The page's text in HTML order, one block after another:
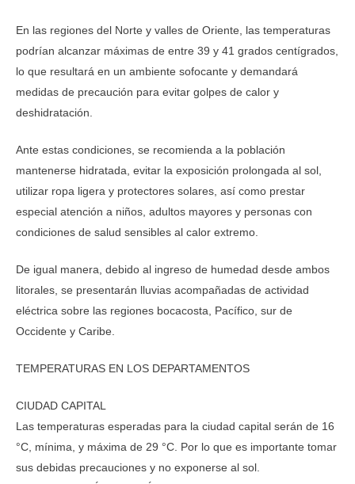
En las regiones del Norte y valles de Oriente, las temperaturas
podrían alcanzar máximas de entre 39 y 41 grados centígrados,
lo que resultará en un ambiente sofocante y demandará
medidas de precaución para evitar golpes de calor y
deshidratación.
Ante estas condiciones, se recomienda a la población
mantenerse hidratada, evitar la exposición prolongada al sol,
utilizar ropa ligera y protectores solares, así como prestar
especial atención a niños, adultos mayores y personas con
condiciones de salud sensibles al calor extremo.
De igual manera, debido al ingreso de humedad desde ambos
litorales, se presentarán lluvias acompañadas de actividad
eléctrica sobre las regiones bocacosta, Pacífico, sur de
Occidente y Caribe.
TEMPERATURAS EN LOS DEPARTAMENTOS
CIUDAD CAPITAL
Las temperaturas esperadas para la ciudad capital serán de 16
°C, mínima, y máxima de 29 °C. Por lo que es importante tomar
sus debidas precauciones y no exponerse al sol.